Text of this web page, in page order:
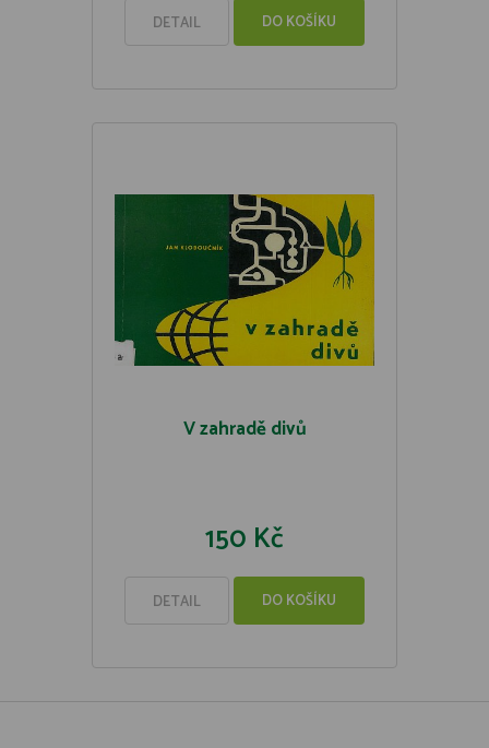
DETAIL DO KOŠÍKU
V zahradě divů
150 Kč
DETAIL DO KOŠÍKU